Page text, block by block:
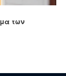
των